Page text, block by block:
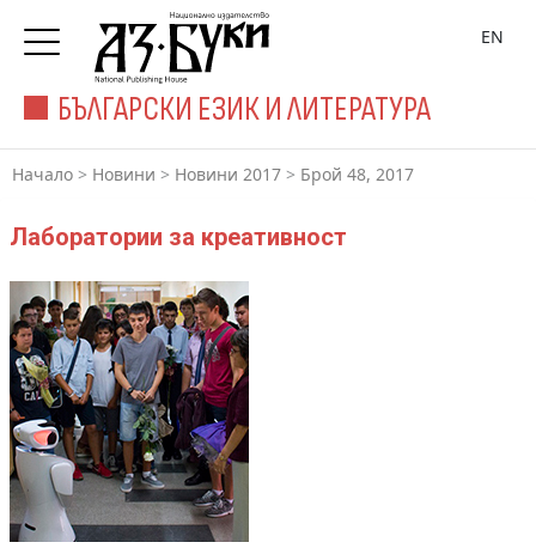
БЪЛГАРСКИ ЕЗИК И ЛИТЕРАТУРА
EN
Начало > Новини > Новини 2017 > Брой 48, 2017
Лаборатории за креативност